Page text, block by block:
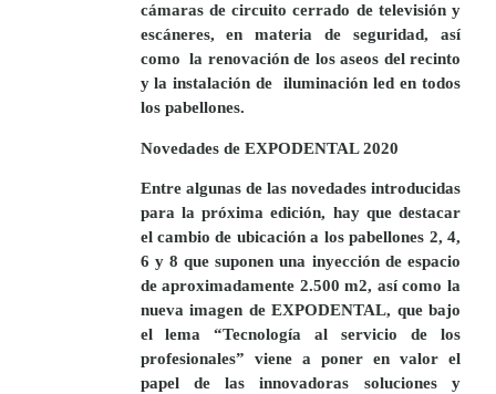
cámaras de circuito cerrado de televisión y
escáneres, en materia de seguridad, así
como la renovación de los aseos del recinto
y la instalación de
iluminación led en todos
los pabellones.
Novedades de EXPODENTAL 2020
Entre algunas de las novedades introducidas
para la próxima edición, hay que destacar
el cambio de ubicación a los pabellones 2, 4,
6 y 8 que suponen una inyección de espacio
de aproximadamente 2.500 m2, así como la
nueva imagen deEXPODENTAL, que bajo
el lema “Tecnología al servicio de los
profesionales” viene a poner en valor el
papel de las innovadoras soluciones y